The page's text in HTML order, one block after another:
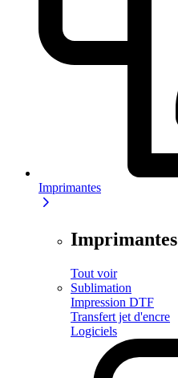
Imprimantes
Imprimantes
Tout voir
Sublimation
Impression DTF
Transfert jet d'encre
Logiciels